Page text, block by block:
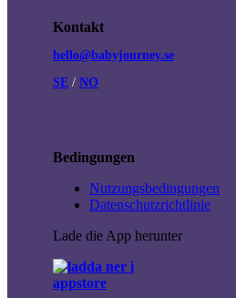
Kontakt
hello@babyjourney.se
SE / NO
Bedingungen
Nutzungsbedingungen
Datenschutzrichtlinie
Lade die App herunter